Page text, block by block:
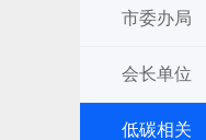
市委办局
会长单位
低碳相关